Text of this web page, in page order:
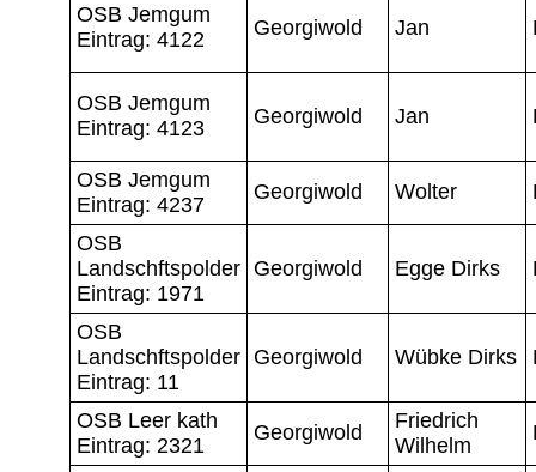
OSB Jemgum
Eintrag: 4122
Georgiwold Jan
OSB Jemgum
Eintrag: 4123
Georgiwold Jan
OSB Jemgum
Eintrag: 4237
Georgiwold Wolter
OSB
Landschftspolder
Eintrag: 1971
Georgiwold Egge Dirks
OSB
Landschftspolder
Eintrag: 11
Georgiwold Wübke Dirks
OSB Leer kath
Eintrag: 2321
Georgiwold
Friedrich
Wilhelm